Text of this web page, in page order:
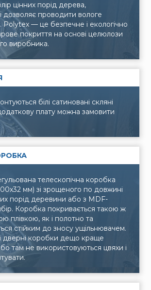
цінних порід дерева,
дозволяє проводити вологе
Polytex — це безпечне і екологічно
покриття на основі целюлози
виробника.
білі сатиновані скляні
плату можна замовити
телескопічна коробка
мм) зі зрощеного по довжині
порід деревини або з MDF-
Коробка покривається такою ж
плівкою, як і полотно та
стійким до зносу ущільнювачем.
дверні коробки дещо краще
там не використовуються цвяхи і